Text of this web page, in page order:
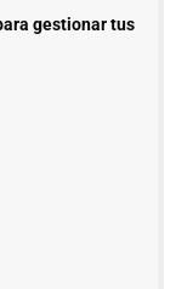
gestionar tus